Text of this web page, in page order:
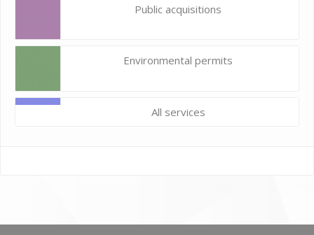
Public acquisitions
Environmental permits
All services